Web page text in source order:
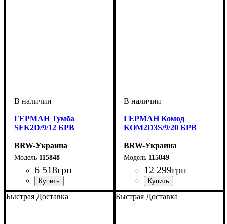
ГЕРМАН Тумба
SFK2D/9/12 БРВ
BRW-Украина
115848
6 518грн
ширина, мм: 1150
высота, мм: 850
глубина, мм: 450
ГЕРМАН Комод
KOM2D3S/9/20 БРВ
BRW-Украина
115849
12 299грн
ширина, мм: 2000
высота, мм: 850
глубина, мм: 450
Быстрая Доставка Быстрая Доставка